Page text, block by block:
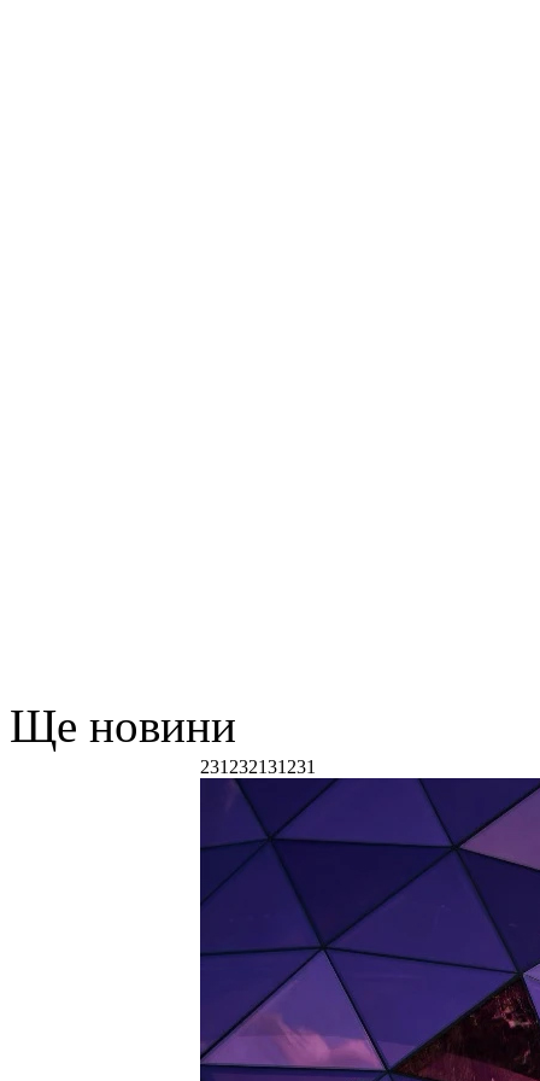
Ще новини
231232131231